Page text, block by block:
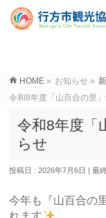
HOME » お知らせ »
令和8年度「山百合の里
令和8年度「
らせ
投稿日 : 2026年7月6日 最
今年も『山百合の
れます